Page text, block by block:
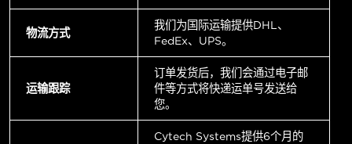
物流方式
我们为国际运输提供DHL、
FedEx、UPS。
运输跟踪
订单发货后，我们会通过电子邮
件等方式将快递运单号发送给
您。
Cytech Systems提供6个月的